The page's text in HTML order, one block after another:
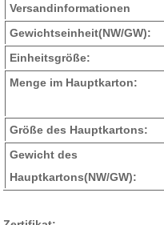
Versandinformationen
Gewichtseinheit(NW/GW):
Einheitsgröße:
Menge im
Größe des Hauptkartons:
Gewicht des
Hauptkartons(NW/GW):